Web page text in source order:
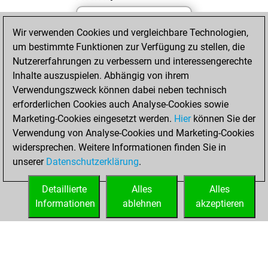
Sonntag, Mai 10,
2026
You totalled
317 tactics positions
Tactics
You
solved 215 tactics
positions
You achieved
tactics positions
Wir verwenden Cookies und vergleichbare Technologien,
um bestimmte Funktionen zur Verfügung zu stellen, die
Nutzererfahrungen zu verbessern und interessengerechte
Inhalte auszuspielen. Abhängig von ihrem
Verwendungszweck können dabei neben technisch
erforderlichen Cookies auch Analyse-Cookies sowie
Marketing-Cookies eingesetzt werden. Hierkönnen Sie der
Verwendung von Analyse-Cookies und Marketing-Cookies
widersprechen. Weitere Informationen finden Sie in
unserer Datenschutzerklärung.
Alles
akzeptieren
Alles
ablehnen
Detaillierte
Informationen